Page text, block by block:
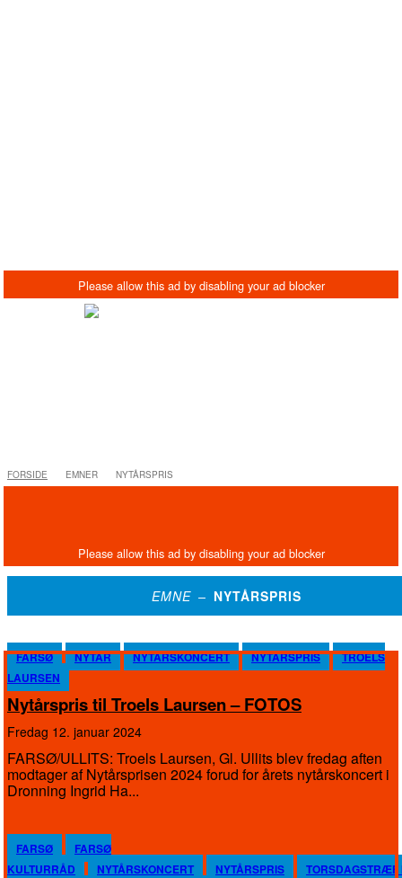
FORSIDE EMNER NYTÅRSPRIS
EMNE – NYTÅRSPRIS
FARSØ NYTÅR NYTÅRSKONCERT NYTÅRSPRIS
TROELS
LAURSEN
Nytårspris til Troels Laursen – FOTOS
fredag 12. januar 2024
FARSØ/ULLITS: Troels Laursen, Gl. Ullits blev fredag aften
modtager af Nytårsprisen 2024 forud for årets nytårskoncert i
Dronning Ingrid Ha...
FARSØ
FARSØ
KULTURRÅD
NYTÅRSKONCERT NYTÅRSPRIS
TORSDAGSTRÆF